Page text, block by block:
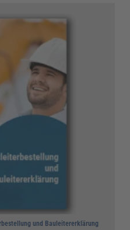
und Bauleitererklärung